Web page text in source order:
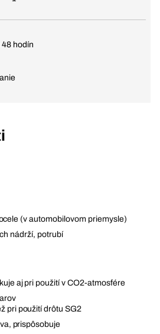
hodín
(v automobilovom priemysle)
nádrží, potrubí
aj pri použití v CO2-atmosfére
pri použití drôtu SG2
prispôsobuje